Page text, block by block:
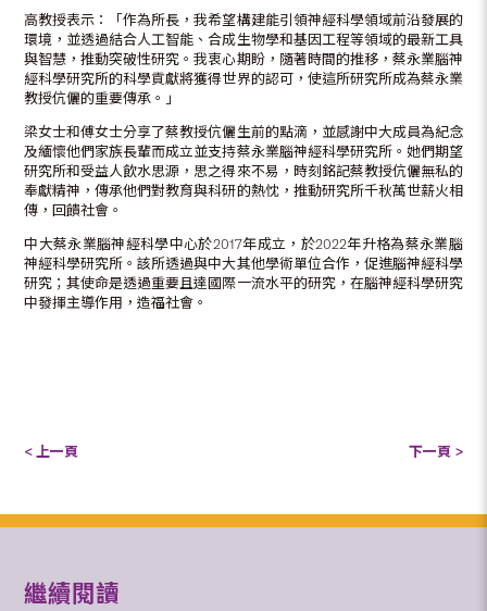
高教授表示：「作為所長，我希望構建能引領神經科學領域前沿發展的
環境，並透過結合人工智能、合成生物學和基因工程等領域的最新工具
與智慧，推動突破性研究。我衷心期盼，隨著時間的推移，蔡永業腦神
經科學研究所的科學貢獻將獲得世界的認可，使這所研究所成為蔡永業
教授伉儷的重要傳承。」
梁女士和傅女士分享了蔡教授伉儷生前的點滴，並感謝中大成員為紀念
及緬懷他們家族長輩而成立並支持蔡永業腦神經科學研究所。她們期望
研究所和受益人飲水思源，思之得來不易，時刻銘記蔡教授伉儷無私的
奉獻精神，傳承他們對教育與科研的熱忱，推動研究所千秋萬世薪火相
傳，回饋社會。
中大蔡永業腦神經科學中心於2017年成立，於2022年升格為蔡永業腦
神經科學研究所。該所透過與中大其他學術單位合作，促進腦神經科學
研究；其使命是透過重要且達國際一流水平的研究，在腦神經科學研究
中發揮主導作用，造福社會。
< 上一頁 下一頁 >
繼續閱讀